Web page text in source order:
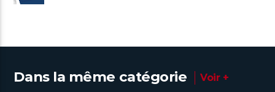
Dans la même catégorie Voir +